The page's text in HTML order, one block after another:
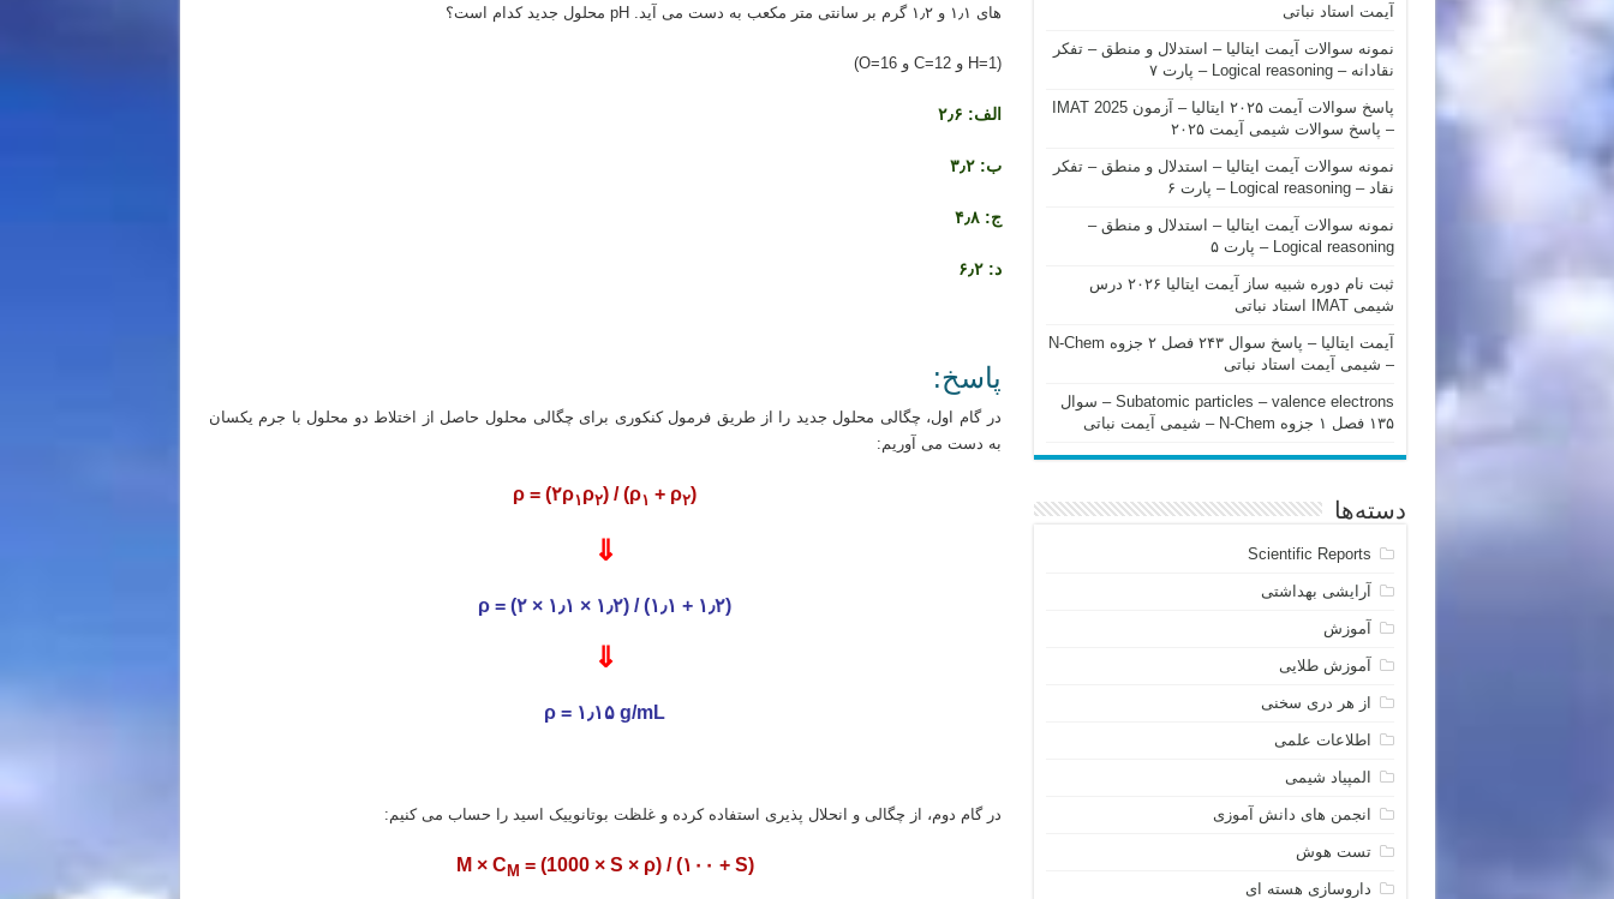
های ۱٫۱ و ۱٫۲ گرم بر سانتی متر مکعب به دست می آید. pH محلول جدید کدام است؟
(H=1 و C=12 و O=16)
الف: ۲٫۶
ب: ۳٫۲
ج: ۴٫۸
د: ۶٫۲
پاسخ:
در گام اول، چگالی محلول جدید را از طریق فرمول کنکوری برای چگالی محلول حاصل از اختلاط دو محلول با جرم یکسان
به دست می آوریم:
ρ = (۲ρ۱ ρ۲) / (ρ۱ + ρ۲)
⇓
ρ = (۲ × ۱٫۱ × ۱٫۲) / (۱٫۱ + ۱٫۲)
⇓
ρ = ۱٫۱۵ g/mL
در گام دوم، از چگالی و انحلال پذیری استفاده کرده و غلظت بوتانوییک اسید را حساب می کنیم:
M × C M = (1000 × S × ρ) / (۱۰۰ + S)
آیمت استاد نباتی
نمونه سوالات آیمت ایتالیا – استدلال و منطق – تفکر
نقادانه – Logical reasoning – پارت ۷
پاسخ سوالات آیمت ۲۰۲۵ ایتالیا – آزمون IMAT 2025
– پاسخ سوالات شیمی آیمت ۲۰۲۵
نمونه سوالات آیمت ایتالیا – استدلال و منطق – تفکر
نقاد – Logical reasoning – پارت ۶
نمونه سوالات آیمت ایتالیا – استدلال و منطق –
Logical reasoning – پارت ۵
ثبت نام دوره شبیه ساز آیمت ایتالیا ۲۰۲۶ درس
شیمی IMAT استاد نباتی
آیمت ایتالیا – پاسخ سوال ۲۴۳ فصل ۲ جزوه N-Chem
– شیمی آیمت استاد نباتی
Subatomic particles – valence electrons – سوال
۱۳۵ فصل ۱ جزوه N-Chem – شیمی آیمت نباتی
دسته‌ها
Scientific Reports
آرایشی بهداشتی
آموزش
آموزش طلایی
از هر دری سخنی
اطلاعات علمی
المپیاد شیمی
انجمن های دانش آموزی
تست هوش
داروسازی هسته ای